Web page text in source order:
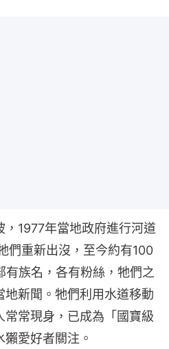
1977年當地政府進行河道
們重新出沒，至今約有100
有族名，各有粉絲，牠們之
地新聞。牠們利用水道移動
常現身，已成為「國寶級
愛好者關注。